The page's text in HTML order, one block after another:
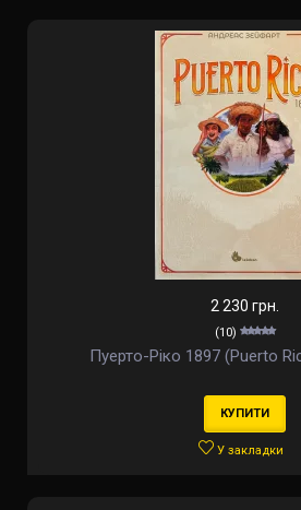
2 230 грн.
(10)
Пуерто-Ріко 1897 (Puerto
КУПИТИ
У закладки